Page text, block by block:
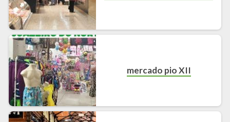
mercado pio XII